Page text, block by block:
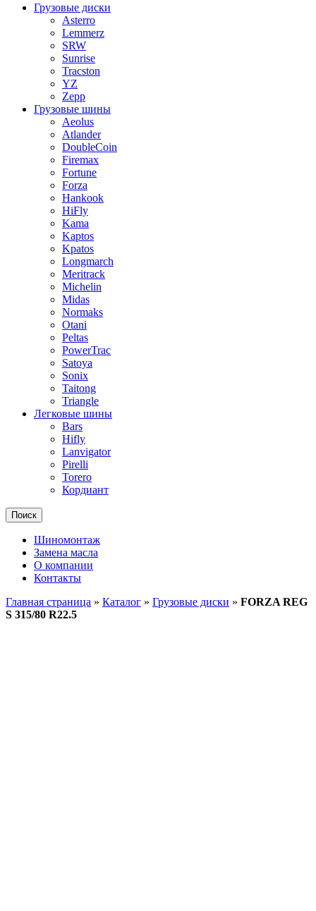
Грузовые диски
Asterro
Lemmerz
SRW
Sunrise
Tracston
YZ
Zepp
Грузовые шины
Aeolus
Atlander
DoubleCoin
Firemax
Fortune
Forza
Hankook
HiFly
Kama
Kaptos
Kpatos
Longmarch
Meritrack
Michelin
Midas
Normaks
Otani
Peltas
PowerTrac
Satoya
Sonix
Taitong
Triangle
Легковые шины
Bars
Hifly
Lanvigator
Pirelli
Torero
Кордиант
Поиск
Шиномонтаж
Замена масла
О компании
Контакты
Главная страница » Каталог » Грузовые диски » FORZA REG
S 315/80 R22.5